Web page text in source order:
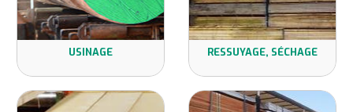
USINAGE RESSUYAGE, SÉCHAGE